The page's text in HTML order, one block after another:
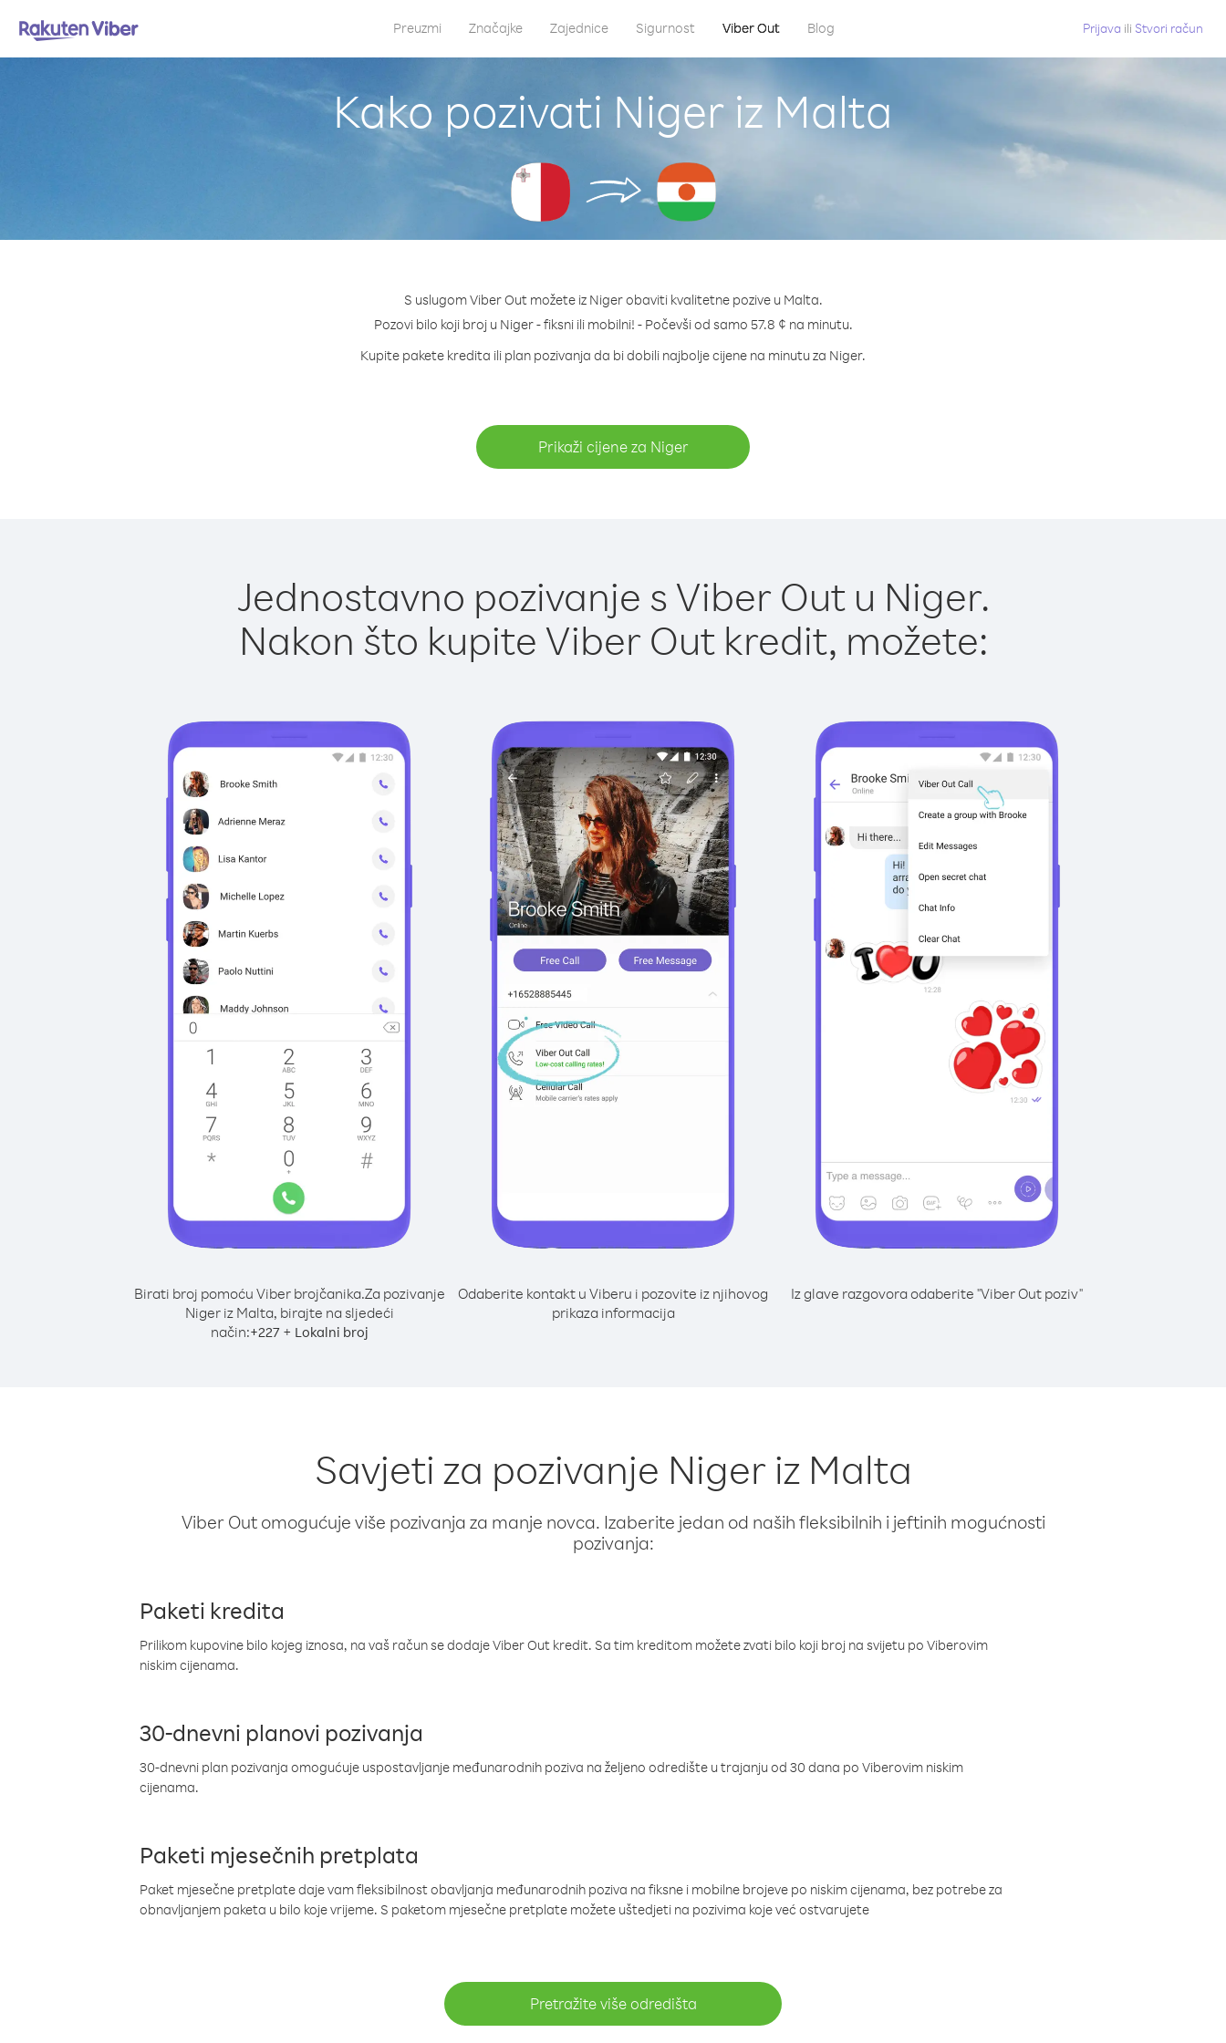
Preuzmi Značajke Zajednice Sigurnost Viber Out Blog Prijava ili Stvori račun
Kako pozivati Niger iz Malta
S uslugom Viber Out možete iz Niger obaviti kvalitetne pozive u Malta.
Pozovi bilo koji broj u Niger - fiksni ili mobilni! - Počevši od samo 57.8 ¢ na minutu.
Kupite pakete kredita ili plan pozivanja da bi dobili najbolje cijene na minutu za Niger.
Prikaži cijene za Niger
Jednostavno pozivanje s Viber Out u Niger.
Nakon što kupite Viber Out kredit, možete:
Birati broj pomoću Viber brojčanika.Za pozivanje
Niger iz Malta, birajte na sljedeći
način:+227+ Lokalni broj
Odaberite kontakt u Viberu i pozovite iz njihovog
prikaza informacija
Iz glave razgovora odaberite "Viber Out poziv"
Savjeti za pozivanje Niger iz Malta
Viber Out omogućuje više pozivanja za manje novca. Izaberite jedan od naših fleksibilnih i jeftinih mogućnosti
pozivanja:
Paketi kredita
Prilikom kupovine bilo kojeg iznosa, na vaš račun se dodaje Viber Out kredit. Sa tim kreditom možete zvati bilo koji broj na svijetu po Viberovim
niskim cijenama.
30-dnevni planovi pozivanja
30-dnevni plan pozivanja omogućuje uspostavljanje međunarodnih poziva na željeno odredište u trajanju od 30 dana po Viberovim niskim
cijenama.
Paketi mjesečnih pretplata
Paket mjesečne pretplate daje vam fleksibilnost obavljanja međunarodnih poziva na fiksne i mobilne brojeve po niskim cijenama, bez potrebe za
obnavljanjem paketa u bilo koje vrijeme. S paketom mjesečne pretplate možete uštedjeti na pozivima koje već ostvarujete
Pretražite više odredišta